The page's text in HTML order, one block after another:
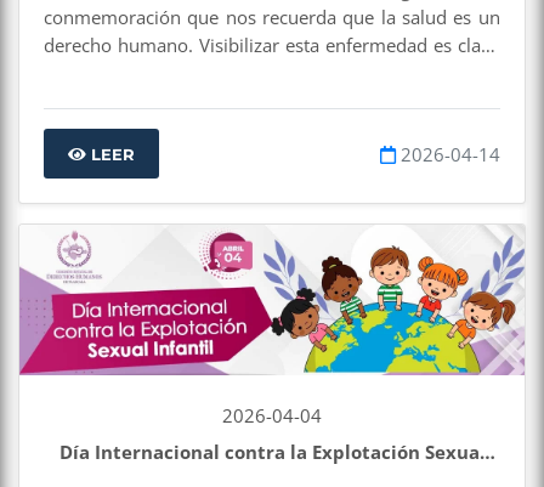
conmemoración que nos recuerda que la salud es un
derecho humano. Visibilizar esta enfermedad es clave
de vulnerabilidad.
LEER 2026-04-14
2026-04-04
Día Internacional contra la Explotación Sexual